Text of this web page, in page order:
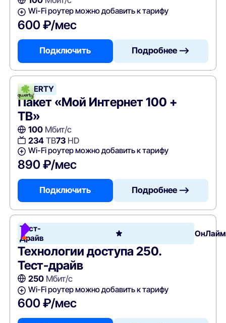
Wi-Fi роутер можно добавить к тарифу
600 ₽/мес
Подключить Подробнее —>
QWERTY
Пакет «Мой Интернет 100 +
ТВ»
100Мбит/с
234ТВ73HD
Wi-Fi роутер можно добавить к тарифу
890 ₽/мес
Подключить Подробнее —>
Тест-
Драйв
ОнЛайм
Технологии доступа 250.
Тест-драйв
250Мбит/с
Wi-Fi роутер можно добавить к тарифу
600 ₽/мес